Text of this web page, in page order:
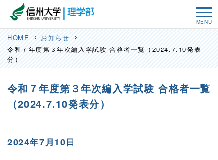
HOME
お知らせ
令和７年度第３年次編入学試験 合格者一覧（2024.7.10発表
分）
令和７年度第３年次編入学試験 合格者一覧
（2024.7.10発表分）
2024年7月10日
MENU